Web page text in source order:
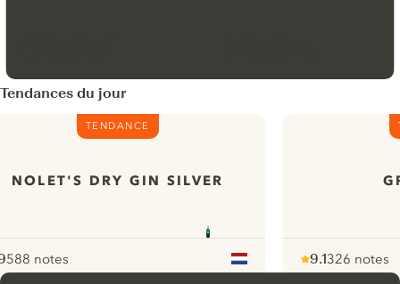
Tendances du jour
TENDANCE
NOLET'S DRY GIN SILVER
:
pour
588 notes
Note :
9.1
/ 10pour
326 notes